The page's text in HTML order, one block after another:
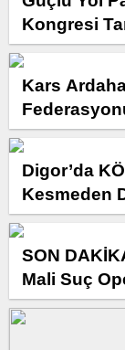
Kongresi
Başkanı
Kars
Başkanı
Digor’da
Kesmeden
Köyünde
İncelendi
SON
Mali Suç
Erdal
Hakkında